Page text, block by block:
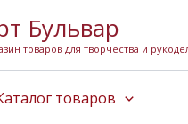
Бульвар
товаров для творчества и
товаров
товара
"Энциклопедия
рисования
Санаэ